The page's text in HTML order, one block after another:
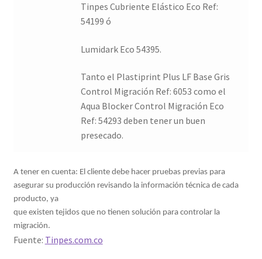
Tinpes Cubriente Elástico Eco Ref:
54199 ó
Lumidark Eco 54395.
Tanto el Plastiprint Plus LF Base Gris
Control Migración Ref: 6053 como el
Aqua Blocker Control Migración Eco
Ref: 54293 deben tener un buen
presecado.
A tener en cuenta: El cliente debe hacer pruebas previas para
asegurar su producción revisando la información técnica de cada
producto, ya
que existen tejidos que no tienen solución para controlar la
migración.
Fuente: Tinpes.com.co